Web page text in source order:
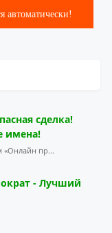
автоматически!
сделка!
имена!
«Онлайн пр...
- Лучший